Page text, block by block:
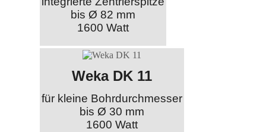
bis Ø 82 mm
1600 Watt
Weka DK 11
für kleine Bohrdurchmesser
bis Ø 30 mm
1600 Watt